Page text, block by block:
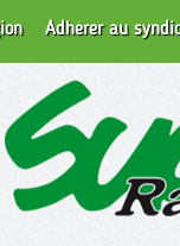
Adhérer au